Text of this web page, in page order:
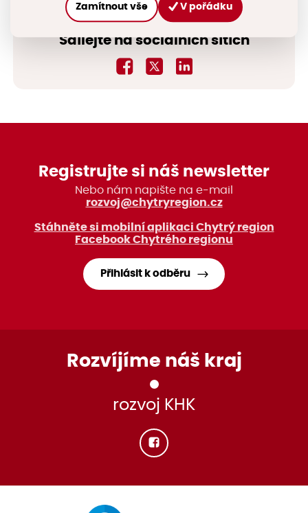
Sdílejte na sociálních sítích
Registrujte si náš newsletter
Nebo nám napište na e-mail
rozvoj@chytryregion.cz
Stáhněte si mobilní aplikaci Chytrý region
Facebook Chytrého regionu
Přihlásit k odběru
Rozvíjíme náš kraj
rozvoj KHK
Zamítnout vše V pořádku